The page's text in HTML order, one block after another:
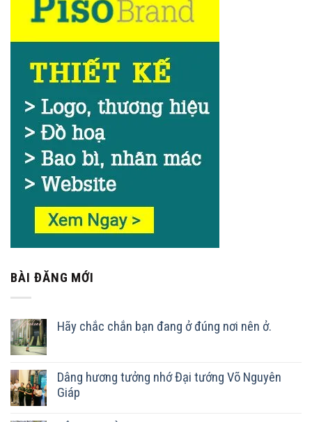
BÀI ĐĂNG MỚI
Hãy chắc chắn bạn đang ở đúng nơi nên ở.
Dâng hương tưởng nhớ Đại tướng Võ Nguyên
Giáp